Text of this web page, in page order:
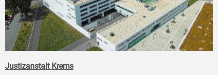
Justizanstalt Krems